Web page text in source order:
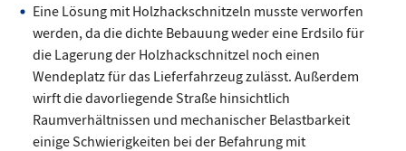
Eine Lösung mit Holzhackschnitzeln musste verworfen
werden, da die dichte Bebauung weder eine Erdsilo für
die Lagerung der Holzhackschnitzel noch einen
Wendeplatz für das Lieferfahrzeug zulässt. Außerdem
wirft die davorliegende Straße hinsichtlich
Raumverhältnissen und mechanischer Belastbarkeit
einige Schwierigkeiten bei der Befahrung mit